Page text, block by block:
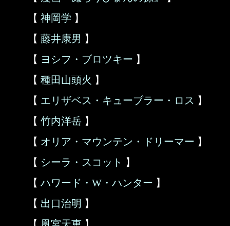
【 神岡学 】
【 藤井康男 】
【 ヨシフ・ブロツキー 】
【 種田山頭火 】
【 エリザベス・キューブラー・ロス 】
【 竹内洋岳 】
【 オリア・マウンテン・ドリーマー 】
【 シーラ・スコット 】
【 ハワード・W・ハンター 】
【 出口治明 】